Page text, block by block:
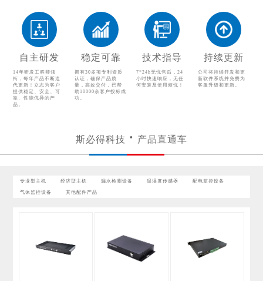
温湿度传感器
配电监控设备
气体监控设备
其他配件产品
自主研发
14年研发工程师领
衔，每年产品不断迭
代更新！立志为客户
提供稳定、安全、可
靠、性能优异的产
品。
稳定可靠
拥有30多项专利资质
认证，确保产品质
量，高效交付，已帮
助10000余客户投标成
功。
技术指导
7*24h无忧售后，24
小时快速响应，无任
何安装及使用烦忧！
持续更新
公司将持续开发和更
新软件系统并免费为
客服升级和更新。
斯必得科技 产品直通车
专业型主机 经济型主机 漏水检测设备 温湿度传感器 配电监控设备
气体监控设备 其他配件产品